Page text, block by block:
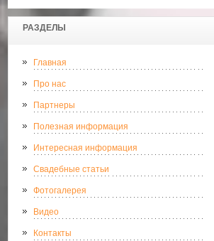
РАЗДЕЛЫ
Главная
Про нас
Партнеры
Полезная информация
Интересная информация
Свадебные статьи
Фотогалерея
Видео
Контакты